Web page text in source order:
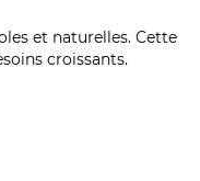
et naturelles. Cette
croissants.